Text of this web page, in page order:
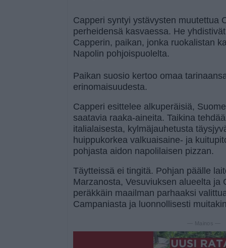
Capperi syntyi ystävysten muutettua
perheidensä kasvaessa. He
Capperin, paikan, jonka ruokalistan
Napolin pohjoispuolelta.
Paikan suosio kertoo omaa
erinomaisuudesta.
Capperi esittelee alkuperäisiä,
saatavia raaka-aineita. Taikina
italialaisesta, kylmäjauhetusta
huippukorkea valkuaisaine- ja
pohjasta aidon napolilaisen pizzan.
Täytteissä ei tingitä. Pohjan päälle
Marzanosta, Vesuviuksen alueelta ja
peräkkäin maailman parhaaksi
Campaniasta ja luonnollisesti
— Mainos —